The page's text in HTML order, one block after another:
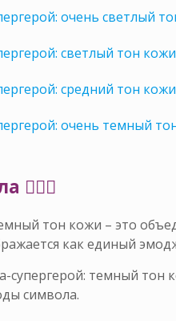
очень светлый
светлый тон кожи
средний тон кожи
очень темный
🦸🏾‍♀️
тон кожи – это
как единый
темный тон
символа.